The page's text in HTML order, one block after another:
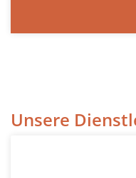
Unsere